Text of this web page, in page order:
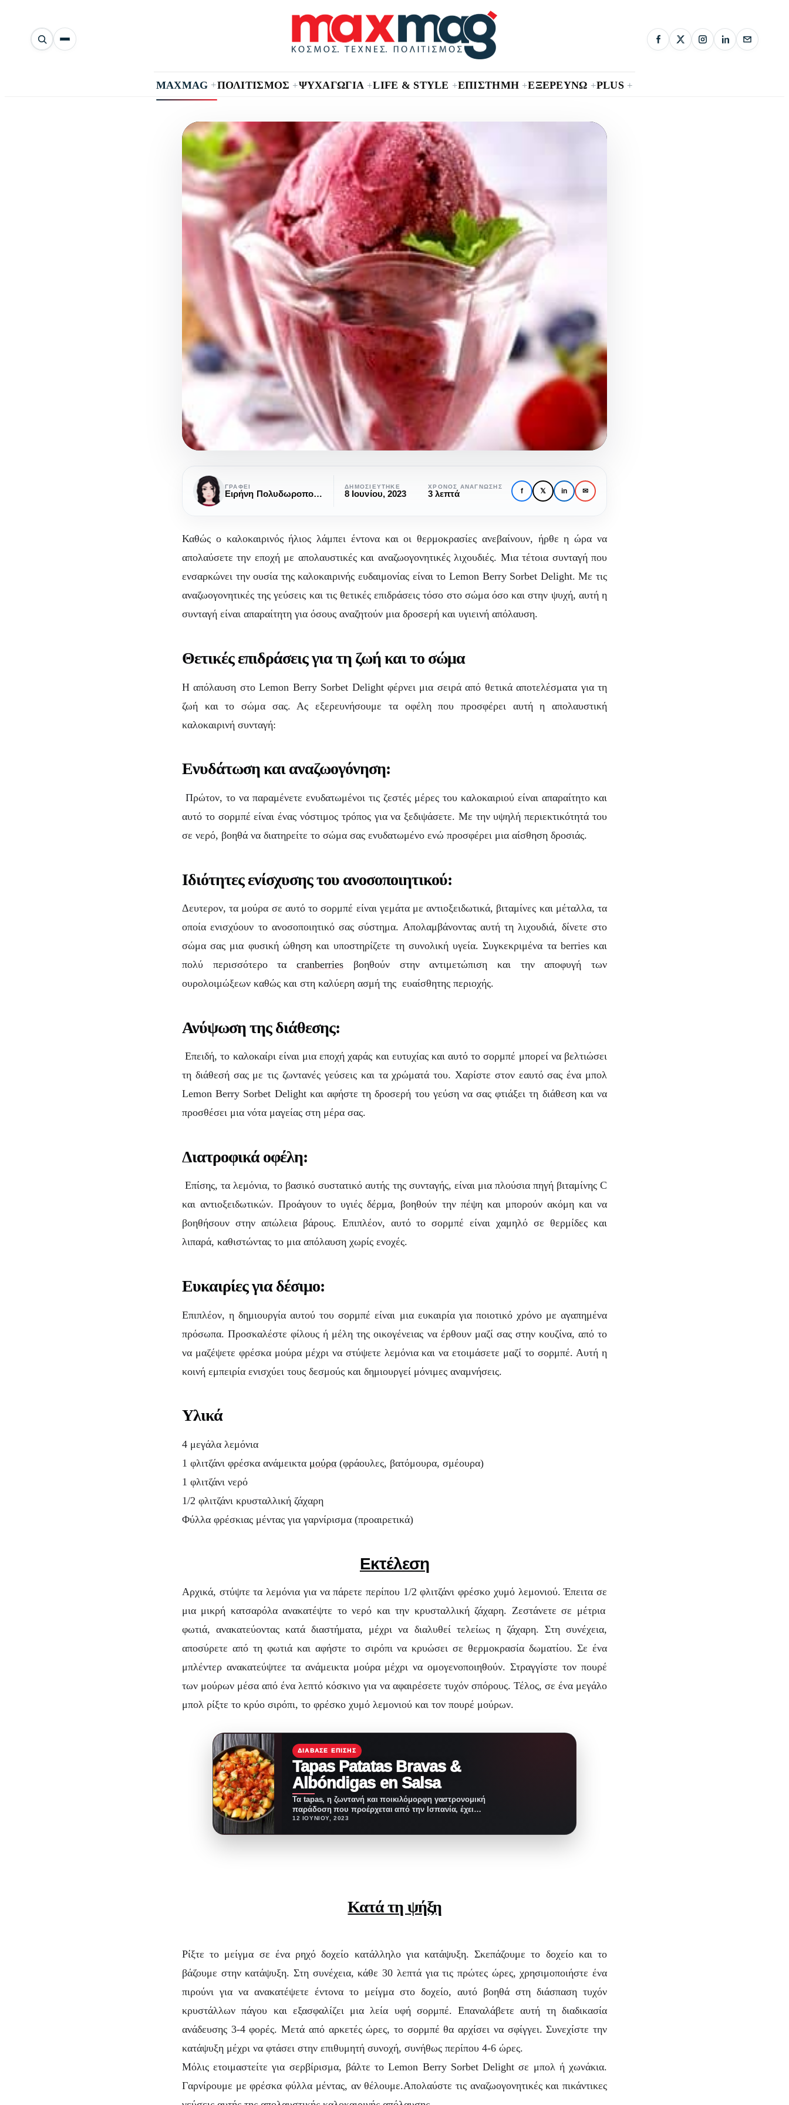
Αναζήτηση
άρθρων
MAXMAG +ΠΟΛΙΤΙΣΜΟΣ +ΨΥΧΑΓΩΓΙΑ +LIFE & STYLE +ΕΠΙΣΤΗΜΗ +ΕΞΕΡΕΥΝΩ +PLUS +
ΓΑΣΤΡΟΝΟΜΊΑ
Καλοκαιρινό Lemon Berry
Καλοκαιρινό
Lemon
Berry
Delight
ΓΡΆΦΕΙ
Ειρήνη Πολυδωροπούλου
ΔΗΜΟΣΙΕΎΤΗΚΕ
8 Ιουνίου, 2023
ΧΡΌΝΟΣ ΑΝΆΓΝΩΣΗΣ
3 λεπτά f 𝕏 in ✉
Καθώς ο καλοκαιρινός ήλιος λάμπει έντονα και οι θερμοκρασίες ανεβαίνουν, ήρθε η ώρα να
απολαύσετε την εποχή με απολαυστικές και αναζωογονητικές λιχουδιές. Μια τέτοια συνταγή που
ενσαρκώνει την ουσία της καλοκαιρινής ευδαιμονίας είναι το Lemon Berry Sorbet Delight. Με τις
αναζωογονητικές της γεύσεις και τις θετικές επιδράσεις τόσο στο σώμα όσο και στην ψυχή, αυτή η
συνταγή είναι απαραίτητη για όσους αναζητούν μια δροσερή και υγιεινή απόλαυση.
Θετικές επιδράσεις για τη ζωή και το σώμα
Η απόλαυση στο Lemon Berry Sorbet Delight φέρνει μια σειρά από θετικά αποτελέσματα για τη
ζωή και το σώμα σας. Ας εξερευνήσουμε τα οφέλη που προσφέρει αυτή η απολαυστική
καλοκαιρινή συνταγή:
Ενυδάτωση και αναζωογόνηση:
Πρώτον, το να παραμένετε ενυδατωμένοι τις ζεστές μέρες του καλοκαιριού είναι απαραίτητο και
αυτό το σορμπέ είναι ένας νόστιμος τρόπος για να ξεδιψάσετε. Με την υψηλή περιεκτικότητά του
σε νερό, βοηθά να διατηρείτε το σώμα σας ενυδατωμένο ενώ προσφέρει μια αίσθηση δροσιάς.
Ιδιότητες ενίσχυσης του ανοσοποιητικού:
Δευτερον, τα μούρα σε αυτό το σορμπέ είναι γεμάτα με αντιοξειδωτικά, βιταμίνες και μέταλλα, τα
οποία ενισχύουν το ανοσοποιητικό σας σύστημα. Απολαμβάνοντας αυτή τη λιχουδιά, δίνετε στο
σώμα σας μια φυσική ώθηση και υποστηρίζετε τη συνολική υγεία. Συγκεκριμένα τα berries και
πολύ περισσότερο ταcranberries βοηθούν στην αντιμετώπιση και την αποφυγή των
ουρολοιμώξεων καθώς και στη καλύερη ασμή της ευαίσθητης περιοχής.
Ανύψωση της διάθεσης:
Επειδή, το καλοκαίρι είναι μια εποχή χαράς και ευτυχίας και αυτό το σορμπέ μπορεί να βελτιώσει
τη διάθεσή σας με τις ζωντανές γεύσεις και τα χρώματά του. Χαρίστε στον εαυτό σας ένα μπολ
Lemon Berry Sorbet Delight και αφήστε τη δροσερή του γεύση να σας φτιάξει τη διάθεση και να
προσθέσει μια νότα μαγείας στη μέρα σας.
Διατροφικά οφέλη:
Επίσης, τα λεμόνια, το βασικό συστατικό αυτής της συνταγής, είναι μια πλούσια πηγή βιταμίνης C
και αντιοξειδωτικών. Προάγουν το υγιές δέρμα, βοηθούν την πέψη και μπορούν ακόμη και να
βοηθήσουν στην απώλεια βάρους. Επιπλέον, αυτό το σορμπέ είναι χαμηλό σε θερμίδες και
λιπαρά, καθιστώντας το μια απόλαυση χωρίς ενοχές.
Ευκαιρίες για δέσιμο:
Επιπλέον, η δημιουργία αυτού του σορμπέ είναι μια ευκαιρία για ποιοτικό χρόνο με αγαπημένα
πρόσωπα. Προσκαλέστε φίλους ή μέλη της οικογένειας να έρθουν μαζί σας στην κουζίνα, από το
να μαζέψετε φρέσκα μούρα μέχρι να στύψετε λεμόνια και να ετοιμάσετε μαζί το σορμπέ. Αυτή η
κοινή εμπειρία ενισχύει τους δεσμούς και δημιουργεί μόνιμες αναμνήσεις.
Υλικά
4 μεγάλα λεμόνια
1 φλιτζάνι φρέσκα ανάμεικτα μούρα (φράουλες, βατόμουρα, σμέουρα)
1 φλιτζάνι νερό
1/2 φλιτζάνι κρυσταλλική ζάχαρη
Φύλλα φρέσκιας μέντας για γαρνίρισμα (προαιρετικά)
Εκτέλεση
Αρχικά, στύψτε τα λεμόνια για να πάρετε περίπου 1/2 φλιτζάνι φρέσκο χυμό λεμονιού. Έπειτα σε
μια μικρή κατσαρόλα ανακατέψτε το νερό και την κρυσταλλική ζάχαρη. Ζεστάνετε σε μέτρια
φωτιά, ανακατεύοντας κατά διαστήματα, μέχρι να διαλυθεί τελείως η ζάχαρη. Στη συνέχεια,
αποσύρετε από τη φωτιά και αφήστε το σιρόπι να κρυώσει σε θερμοκρασία δωματίου.Σε ένα
μπλέντερ ανακατεύψτεε τα ανάμεικτα μούρα μέχρι να ομογενοποιηθούν. Στραγγίστε τον πουρέ
των μούρων μέσα από ένα λεπτό κόσκινο για να αφαιρέσετε τυχόν σπόρους. Τέλος, σε ένα μεγάλο
μπολ ρίξτε το κρύο σιρόπι, το φρέσκο χυμό λεμονιού και τον πουρέ μούρων.
ΔΙΆΒΑΣΕ ΕΠΊΣΗΣ
Tapas Patatas Bravas &
Albóndigas en Salsa
Τα tapas, η ζωντανή και ποικιλόμορφη γαστρονομική
παράδοση που προέρχεται από την Ισπανία, έχει
κατακλύσει τον…
12 ΙΟΥΝΊΟΥ, 2023
Κατά τη ψήξη
Ρίξτε το μείγμα σε ένα ρηχό δοχείο κατάλληλο για κατάψυξη. Σκεπάζουμε το δοχείο και το
βάζουμε στην κατάψυξη. Στη συνέχεια, κάθε 30 λεπτά για τις πρώτες ώρες, χρησιμοποιήστε ένα
πιρούνι για να ανακατέψετε έντονα το μείγμα στο δοχείο, αυτό βοηθά στη διάσπαση τυχόν
κρυστάλλων πάγου και εξασφαλίζει μια λεία υφή σορμπέ. Επαναλάβετε αυτή τη διαδικασία
ανάδευσης 3-4 φορές. Μετά από αρκετές ώρες, το σορμπέ θα αρχίσει να σφίγγει. Συνεχίστε την
κατάψυξη μέχρι να φτάσει στην επιθυμητή συνοχή, συνήθως περίπου 4-6 ώρες.
Μόλις ετοιμαστείτε για σερβίρισμα, βάλτε το Lemon Berry Sorbet Delight σε μπολ ή χωνάκια.
Γαρνίρουμε με φρέσκα φύλλα μέντας, αν θέλουμε.Απολαύστε τις αναζωογονητικές και πικάντικες